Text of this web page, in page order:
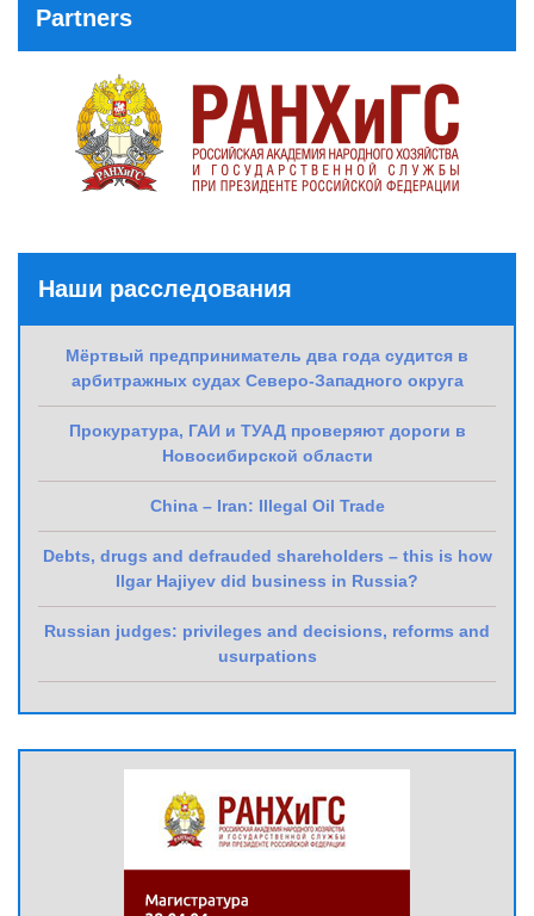
Partners
Наши расследования
Мёртвый предприниматель два года судится в
арбитражных судах Северо-Западного округа
Прокуратура, ГАИ и ТУАД проверяют дороги в
Новосибирской области
China – Iran: Illegal Oil Trade
Debts, drugs and defrauded shareholders – this is how
Ilgar Hajiyev did business in Russia?
Russian judges: privileges and decisions, reforms and
usurpations